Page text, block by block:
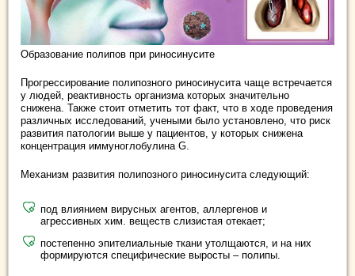
Образование полипов при риносинусите
Прогрессирование полипозного риносинусита чаще встречается
у людей, реактивность организма которых значительно
снижена. Также стоит отметить тот факт, что в ходе проведения
различных исследований, учеными было установлено, что риск
развития патологии выше у пациентов, у которых снижена
концентрация иммуноглобулина G.
Механизм развития полипозного риносинусита следующий:
под влиянием вирусных агентов, аллергенов и
агрессивных хим. веществ слизистая отекает;
постепенно эпителиальные ткани утолщаются, и на них
формируются специфические выросты – полипы.